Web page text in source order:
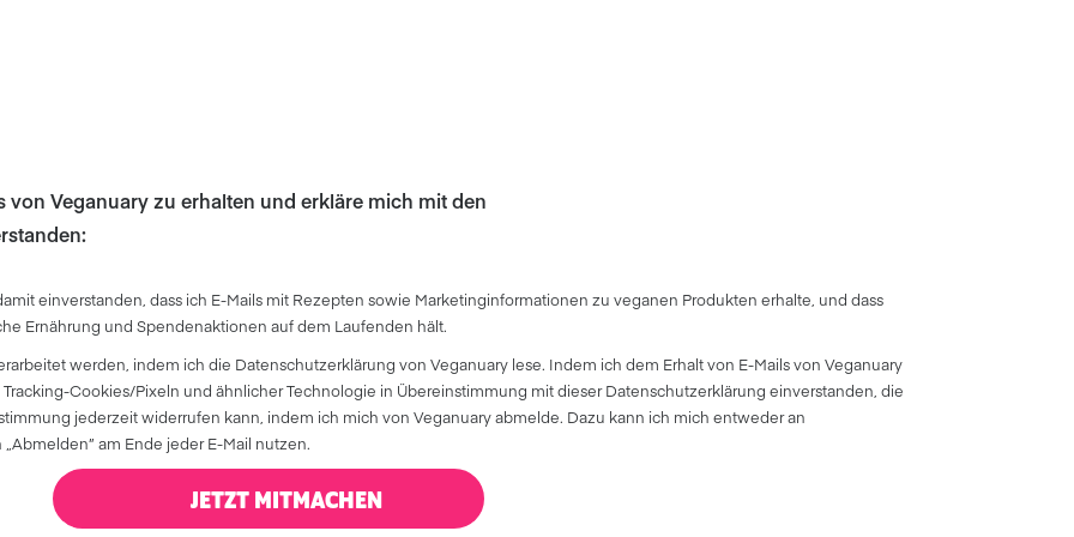
von Veganuary zu erhalten und erkläre mich mit den
einverstanden, dass ich E-Mails mit Rezepten sowie Marketinginformationen zu veganen Produkten erhalte, und dass
Ernährung und Spendenaktionen auf dem Laufenden hält.
werden, indem ich die Datenschutzerklärung von Veganuary lese. Indem ich dem Erhalt von E-Mails von Veganuary
Cookies/Pixeln und ähnlicher Technologie in Übereinstimmung mit dieser Datenschutzerklärung einverstanden, die
jederzeit widerrufen kann, indem ich mich von Veganuary abmelde. Dazu kann ich mich entweder an
am Ende jeder E-Mail nutzen.
JETZT MITMACHEN